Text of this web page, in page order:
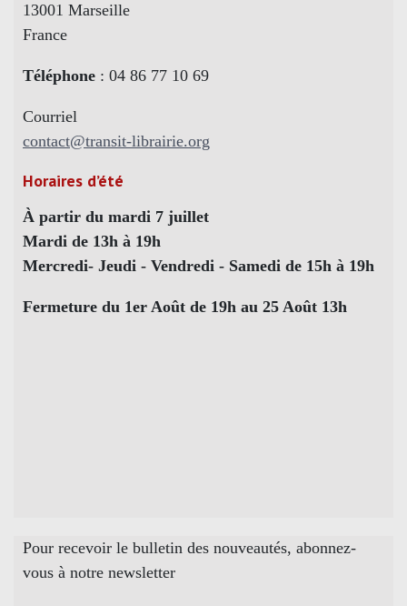
13001 Marseille
France
Téléphone : 04 86 77 10 69
Courriel
contact@transit-librairie.org
Horaires d’été
À partir du mardi 7 juillet
Mardi de 13h à 19h
Mercredi- Jeudi - Vendredi - Samedi de 15h à 19h
Fermeture du 1er Août de 19h au 25 Août 13h
Pour recevoir le bulletin des nouveautés, abonnez-
vous à notre newsletter